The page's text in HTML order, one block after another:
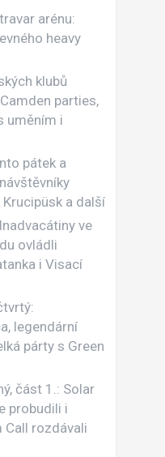
arénu:
heavy
klubů
parties,
uměním i
pátek a
a další
ve
ovládli
i Visací
legendární
párty s Green
část 1.: Solar
probudili i
Call rozdávali